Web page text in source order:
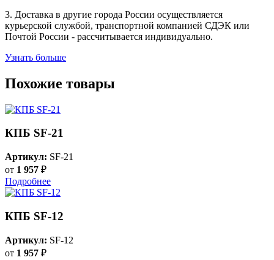
3. Доставка в другие города России осуществляется
курьерской службой, транспортной компанией СДЭК или
Почтой России - рассчитывается индивидуально.
Узнать больше
Похожие товары
КПБ SF-21
Артикул: SF-21
от 1 957 ₽
Подробнее
КПБ SF-12
Артикул: SF-12
от 1 957 ₽